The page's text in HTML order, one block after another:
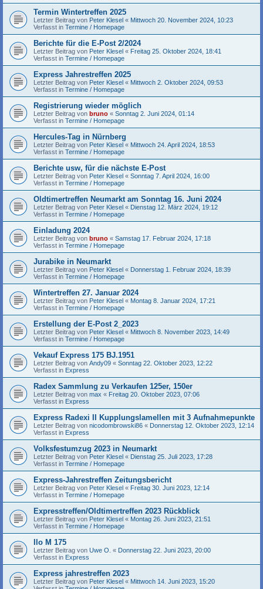
Termin Wintertreffen 2025
Letzter Beitrag von Peter Klesel « Mittwoch 20. November 2024, 10:23
Verfasst in Termine / Homepage
Berichte für die E-Post 2/2024
Letzter Beitrag von Peter Klesel « Freitag 25. Oktober 2024, 18:41
Verfasst in Termine / Homepage
Express Jahrestreffen 2025
Letzter Beitrag von Peter Klesel « Mittwoch 2. Oktober 2024, 09:53
Verfasst in Termine / Homepage
Registrierung wieder möglich
Letzter Beitrag von bruno « Sonntag 2. Juni 2024, 01:14
Verfasst in Termine / Homepage
Hercules-Tag in Nürnberg
Letzter Beitrag von Peter Klesel « Mittwoch 24. April 2024, 18:53
Verfasst in Termine / Homepage
Berichte usw, für die nächste E-Post
Letzter Beitrag von Peter Klesel « Sonntag 7. April 2024, 16:00
Verfasst in Termine / Homepage
Oldtimertreffen Neumarkt am Sonntag 16. Juni 2024
Letzter Beitrag von Peter Klesel « Dienstag 12. März 2024, 19:12
Verfasst in Termine / Homepage
Einladung 2024
Letzter Beitrag von bruno « Samstag 17. Februar 2024, 17:18
Verfasst in Termine / Homepage
Jurabike in Neumarkt
Letzter Beitrag von Peter Klesel « Donnerstag 1. Februar 2024, 18:39
Verfasst in Termine / Homepage
Wintertreffen 27. Januar 2024
Letzter Beitrag von Peter Klesel « Montag 8. Januar 2024, 17:21
Verfasst in Termine / Homepage
Erstellung der E-Post 2_2023
Letzter Beitrag von Peter Klesel « Mittwoch 8. November 2023, 14:49
Verfasst in Termine / Homepage
Vekauf Express 175 BJ.1951
Letzter Beitrag von Andy09 « Sonntag 22. Oktober 2023, 12:22
Verfasst in Express
Radex Sammlung zu Verkaufen 125er, 150er
Letzter Beitrag von max « Freitag 20. Oktober 2023, 07:06
Verfasst in Express
Express Radexi II Kupplungslamellen mit 3 Aufnahmepunkte
Letzter Beitrag von nicodombrowski86 « Donnerstag 12. Oktober 2023, 12:14
Verfasst in Express
Volksfestumzug 2023 in Neumarkt
Letzter Beitrag von Peter Klesel « Dienstag 25. Juli 2023, 17:28
Verfasst in Termine / Homepage
Express-Jahrestreffen Zeitungsbericht
Letzter Beitrag von Peter Klesel « Freitag 30. Juni 2023, 12:14
Verfasst in Termine / Homepage
Expresstreffen/Oldtimertreffen 2023 Rückblick
Letzter Beitrag von Peter Klesel « Montag 26. Juni 2023, 21:51
Verfasst in Termine / Homepage
Ilo M 175
Letzter Beitrag von Uwe O. « Donnerstag 22. Juni 2023, 20:00
Verfasst in Express
Express jahrestreffen 2023
Letzter Beitrag von Peter Klesel « Mittwoch 14. Juni 2023, 15:20